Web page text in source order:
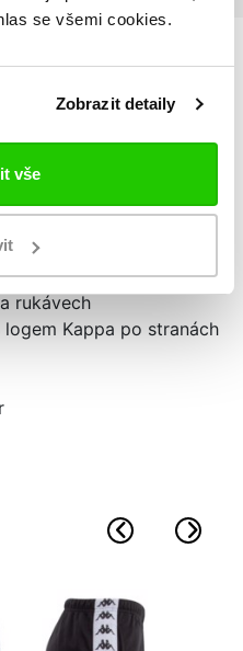
se všemi cookies.
Zobrazit detaily
vše
kapsy
rukávech
Kappa po stranách